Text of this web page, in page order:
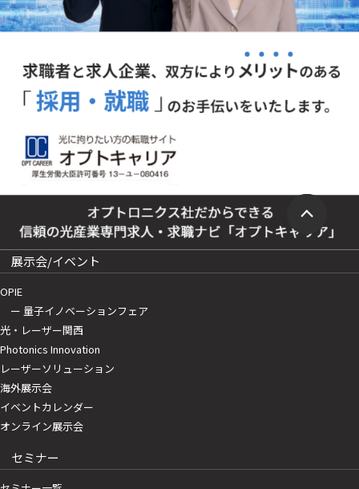
展示会/イベント
OPIE
ー 量子イノベーションフェア
光・レーザー関西
Photonics Innovation
レーザーソリューション
海外展示会
イベントカレンダー
オンライン展示会
セミナー